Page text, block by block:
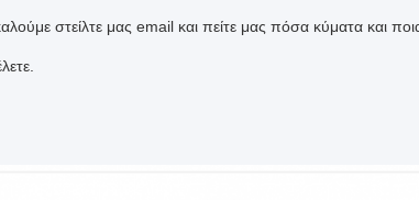
στείλτε μας email και πείτε μας πόσα κύματα και